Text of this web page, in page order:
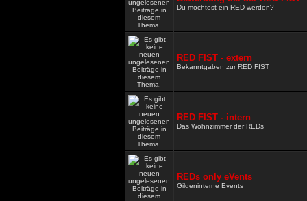
Du möchtest ein RED werden?
RED FIST - extern
Bekanntgaben zur RED FIST
RED FIST - intern
Das Wohnzimmer der REDs
REDs only eVents
Gildeninterne Events